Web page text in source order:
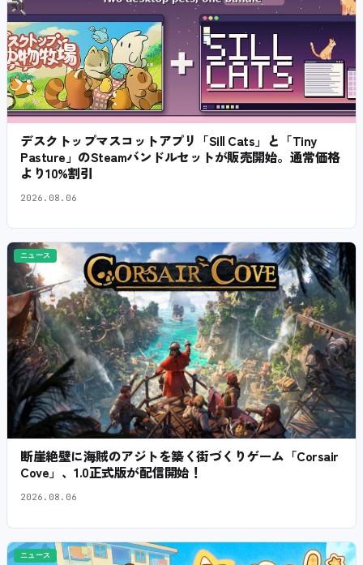
デスクトップマスコットアプリ「Sill Cats」と「Tiny
Pasture」のSteamバンドルセットが販売開始。通常価格
より10%割引
2026.08.06
ニュース
断崖絶壁に海賊のアジトを築く街づくりゲーム「Corsair
Cove」、1.0正式版が配信開始！
2026.08.06
ニュース